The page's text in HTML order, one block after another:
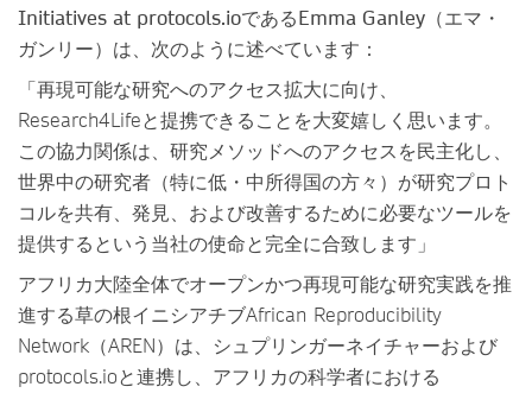
Initiatives at protocols.ioであるEmma Ganley （エマ・
ガンリー） は、次のように述べています：
「再現可能な研究へのアクセス拡大に向け、
Research4Lifeと提携できることを大変嬉しく思います。
この協力関係は、研究メソッドへのアクセスを民主化し、
世界中の研究者（特に低・中所得国の方々）が研究プロト
コルを共有、発見、および改善するために必要なツールを
提供するという当社の使命と完全に合致します」
アフリカ大陸全体でオープンかつ再現可能な研究実践を推
進する草の根イニシアチブAfrican Reproducibility
Network（AREN）は、シュプリンガーネイチャーおよび
protocols.ioと連携し、アフリカの科学者における